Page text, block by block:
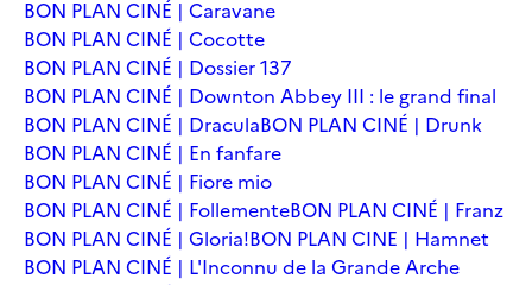
BON PLAN CINÉ | Caravane
BON PLAN CINÉ | Cocotte
BON PLAN CINÉ | Dossier 137
BON PLAN CINÉ | Downton Abbey III : le grand final
BON PLAN CINÉ | DraculaBON PLAN CINÉ | Drunk
BON PLAN CINÉ | En fanfare
BON PLAN CINÉ | Fiore mio
BON PLAN CINÉ | FollementeBON PLAN CINÉ | Franz
BON PLAN CINÉ | Gloria!BON PLAN CINE | Hamnet
BON PLAN CINÉ | L'Inconnu de la Grande Arche